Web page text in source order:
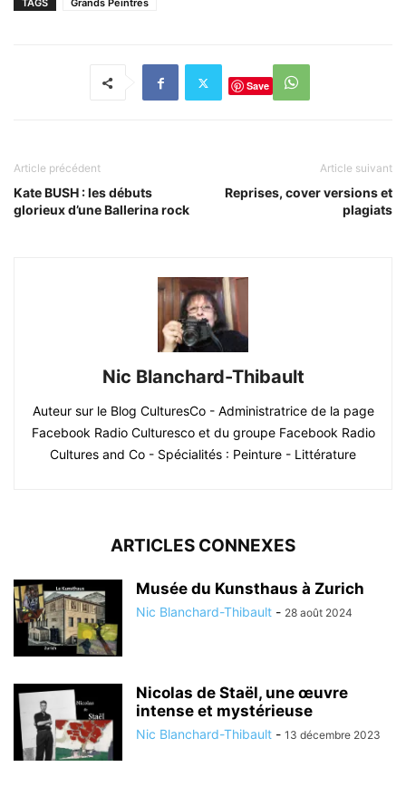
TAGS Grands Peintres
Save
Article précédent
Kate BUSH : les débuts
glorieux d’une Ballerina rock
Article suivant
Reprises, cover versions et
plagiats
Nic Blanchard-Thibault
Auteur sur le Blog CulturesCo - Administratrice de la page
Facebook Radio Culturesco et du groupe Facebook Radio
Cultures and Co - Spécialités : Peinture - Littérature
ARTICLES CONNEXES
Musée du Kunsthaus à Zurich
Nic Blanchard-Thibault - 28 août 2024
Nicolas de Staël, une œuvre
intense et mystérieuse
Nic Blanchard-Thibault - 13 décembre 2023